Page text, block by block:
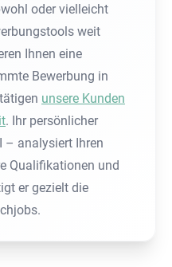
oder vielleicht
weit
Ihnen eine
Bewerbung in
unsere Kunden
. Ihr persönlicher
– analysiert Ihren
Qualifikationen und
er gezielt die